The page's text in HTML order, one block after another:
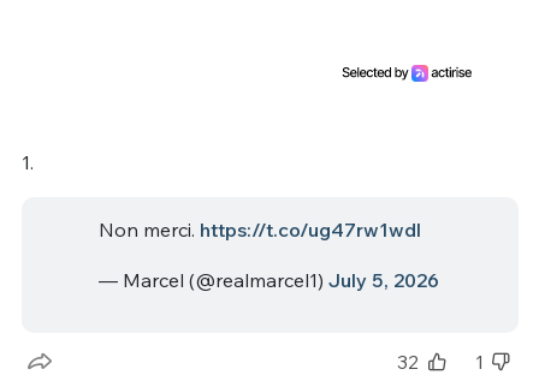
1.
Non merci. https://t.co/ug47rw1wdl
— Marcel (@realmarcel1) July 5, 2026
32 1